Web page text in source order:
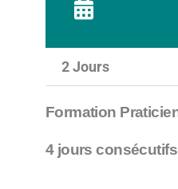
2 Jours
Formation
4 jours